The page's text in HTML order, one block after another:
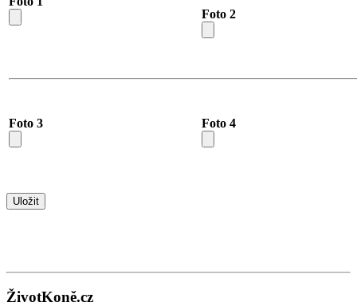
Foto 2
Foto 3 Foto 4
ŽivotKoně.cz